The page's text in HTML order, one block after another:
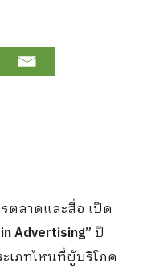
ตลาดและสื่อ เปิด
Advertising”ปี
เภทไหนที่ผู้บริโภค